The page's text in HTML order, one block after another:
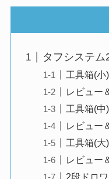
タフシステ
工具箱(小)
レビュー
工具箱(中)
レビュー
工具箱(大)
レビュー
2段ドロ